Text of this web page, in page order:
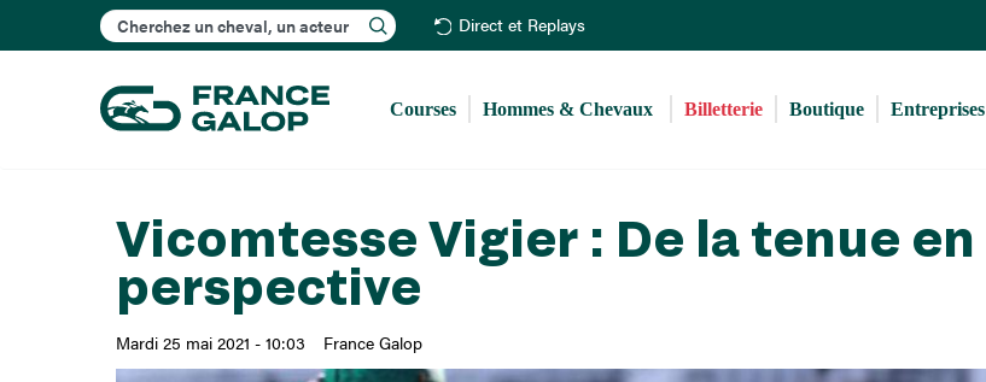
au
principal
Rechercher Direct et Replays
Courses Hommes & Chevaux Billetterie Boutique Entreprises
Vicomtesse Vigier : De la tenue en
perspective
Mardi 25 mai 2021 - 10:03 France Galop